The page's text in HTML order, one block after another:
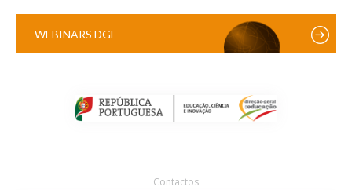
WEBINARS DGE
Contactos